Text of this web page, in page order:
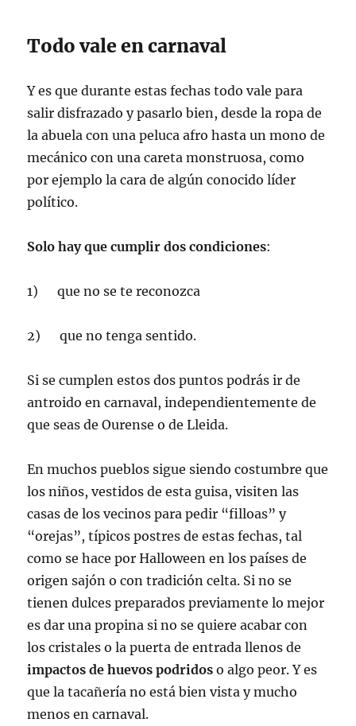
Todo vale en carnaval
Y es que durante estas fechas todo vale para
salir disfrazado y pasarlo bien, desde la ropa de
la abuela con una peluca afro hasta un mono de
mecánico con una careta monstruosa, como
por ejemplo la cara de algún conocido líder
político.
Solo hay que cumplir dos condiciones:
1) que no se te reconozca
2) que no tenga sentido.
Si se cumplen estos dos puntos podrás ir de
antroido en carnaval, independientemente de
que seas de Ourense o de Lleida.
En muchos pueblos sigue siendo costumbre que
los niños, vestidos de esta guisa, visiten las
casas de los vecinos para pedir “filloas” y
“orejas”, típicos postres de estas fechas, tal
como se hace por Halloween en los países de
origen sajón o con tradición celta. Si no se
tienen dulces preparados previamente lo mejor
es dar una propina si no se quiere acabar con
los cristales o la puerta de entrada llenos de
impactos de huevos podridos o algo peor. Y es
que la tacañería no está bien vista y mucho
menos en carnaval.